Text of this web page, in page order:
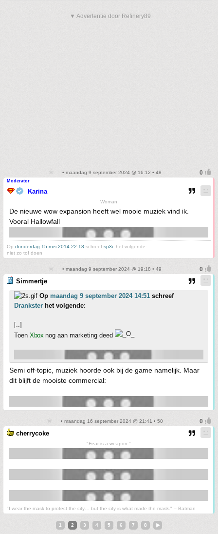
▼ Advertentie door Refinery89
• maandag 9 september 2024 @ 16:12 • 48
Moderator
Karina
Woman
De nieuwe wow expansion heeft wel mooie muziek vind ik.
Vooral Hallowfall
Op donderdag 15 mei 2014 22:18 schreef sp3c het volgende:
niet zo tof doen
• maandag 9 september 2024 @ 19:18 • 49
Simmertje
Op maandag 9 september 2024 14:51 schreef
Drankster het volgende:
[..]
Toen Xbox nog aan marketing deed
Semi off-topic, muziek hoorde ook bij de game namelijk. Maar
dit blijft de mooiste commercial:
• maandag 16 september 2024 @ 21:41 • 50
cherrycoke
"Fear is a weapon."
"I wear the mask to protect the city… but the city is what made the mask." – Batman
1 2 3 4 5 6 7 8